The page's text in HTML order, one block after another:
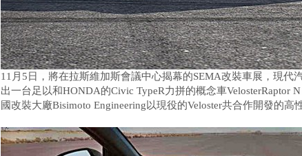
11月5日，將在拉斯維加斯會議中心揭幕的SEMA改裝車展，現代
出一台足以和HONDA的Civic TypeR力拼的概念車VelosterRaptor
國改裝大廠Bisimoto Engineering以現役的Veloster共合作開發的高